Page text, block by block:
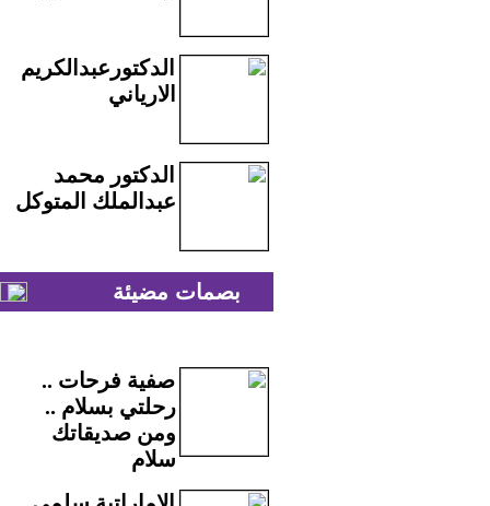
الدكتورعبدالكريم
الارياني
الدكتور محمد
عبدالملك المتوكل
بصمات مضيئة
صفية فرحات ..
رحلتي بسلام ..
ومن صديقاتك
سلام